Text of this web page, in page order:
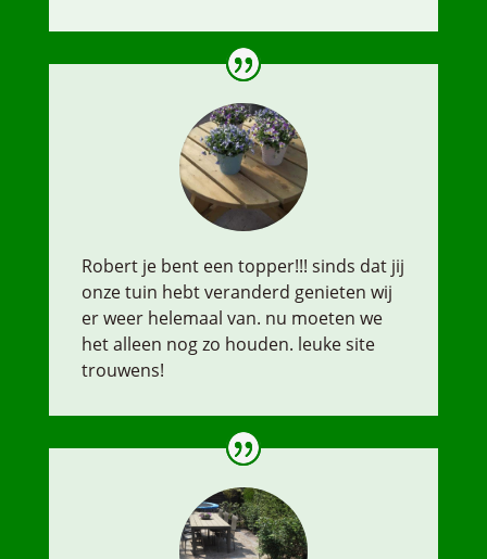
Robert je bent een topper!!! sinds dat jij
onze tuin hebt veranderd genieten wij
er weer helemaal van. nu moeten we
het alleen nog zo houden. leuke site
trouwens!